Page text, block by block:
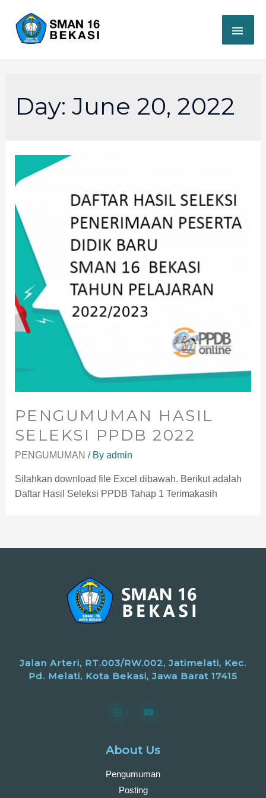
Day: June 20, 2022
PENGUMUMAN HASIL
SELEKSI PPDB 2022
PENGUMUMAN / By admin
Silahkan download file Excel dibawah. Berikut adalah
Daftar Hasil Seleksi PPDB Tahap 1 Terimakasih
Jalan Arteri, RT.003/RW.002, Jatimelati, Kec.
Pd. Melati, Kota Bekasi, Jawa Barat 17415
About Us
Pengumuman
Posting